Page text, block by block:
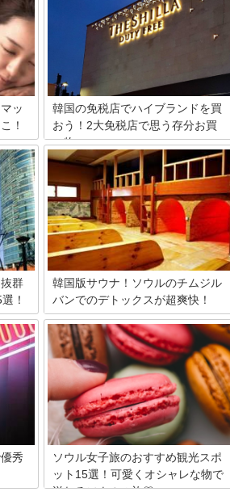
ッ
！
ステ
ま
洋医
にこ
化し
、是
を厳
韓国の免税店でハイブランドを買
おう！2大免税店で思う存分お買
い物
免税店といえば世界的にも高級ブランド
を格安価格で購入することができるエリ
アです。特に日本よりも物価の安い韓国
では為替レートによっては、日本でブラ
ンドを買うよりも遥かに安い金額でお目
当てのブランド品をゲットできること
も。 免税店の魅力は安く良い品物を買え
るだけでなく、日本では販売していない
ものまで買えることがあるんです！ そん
な免税店の中でも、数多くのブランド品
を取り揃えている２つの免税店を中心に
取り扱っているブランドをご紹介させて
頂きます。
群
！
韓
がマ
いで
に行
コス
きの
です
韓国版サウナ！ソウルのチムジル
バンでのデトックスが超爽快！
韓国旅行の魅力はグルメにショッピング
の他に、絶対外せないのは美容ですよ
ね！ よもぎ蒸しや汗蒸幕など韓国伝統の
美の秘訣がいっぱい詰まったチムジルパ
ンを利用して、身も心もリラックスしち
ゃいましょう。
秀
ソウル女子旅のおすすめ観光スポ
ット15選！可愛くオシャレな物で
溢れるソウルの旅♡